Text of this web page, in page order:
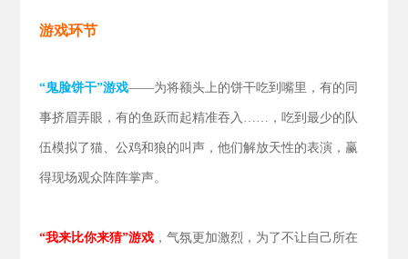
游戏环节
“鬼脸饼干”游戏——为将额头上的饼干吃到嘴里，有的同
事挤眉弄眼，有的鱼跃而起精准吞入……，吃到最少的队
伍模拟了猫、公鸡和狼的叫声，他们解放天性的表演，赢
得现场观众阵阵掌声。
“我来比你来猜”游戏，气氛更加激烈，为了不让自己所在